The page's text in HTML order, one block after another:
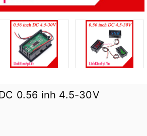
0.56 inh 4.5-30V